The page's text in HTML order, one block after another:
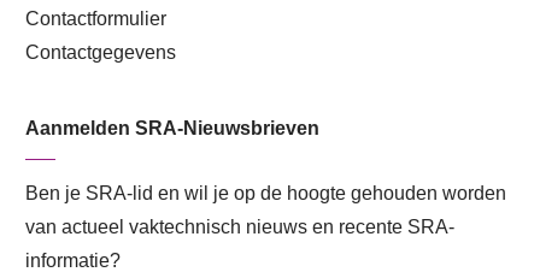
Contactformulier
Contactgegevens
Aanmelden SRA-Nieuwsbrieven
Ben je SRA-lid en wil je op de hoogte gehouden worden
van actueel vaktechnisch nieuws en recente SRA-
informatie?